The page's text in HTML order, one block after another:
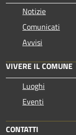
Notizie
Comunicati
Avvisi
VIVERE IL COMUNE
Luoghi
Eventi
CONTATTI